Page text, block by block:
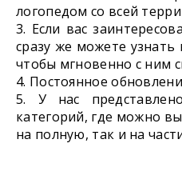
логопедом со всей
Если вас
сразу же можете узнать
чтобы мгновенно с ним
Постоянное
У нас
категорий, где можно
на полную, так и на